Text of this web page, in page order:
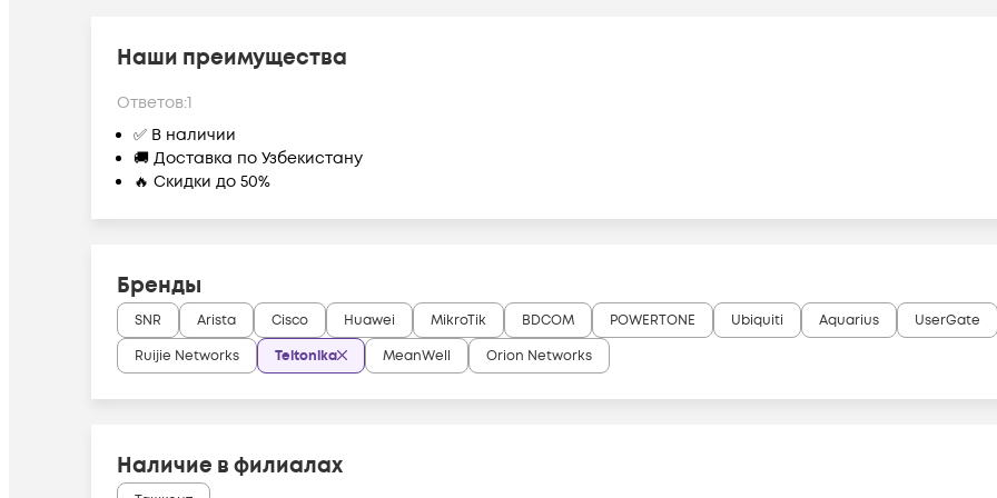
Наши преимущества
Ответов:1
✅ В наличии
🚚 Доставка по Узбекистану
🔥 Скидки до 50%
Бренды
SNR Arista Cisco Huawei MikroTik BDCOM POWERTONE Ubiquiti Aquarius
UserGate
Ruijie Networks
Teltonika MeanWell Orion Networks
Наличие в филиалах